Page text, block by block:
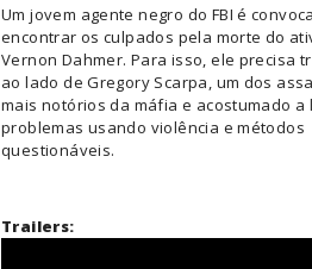
Um jovem agente negro do FBI é
encontrar os culpados pela morte do
Vernon Dahmer. Para isso, ele precisa
ao lado de Gregory Scarpa, um dos
mais notórios da máfia e acostumado a
problemas usando violência e métodos
questionáveis.
Trailers: